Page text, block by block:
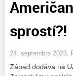
sprostí?!
24. septembra 2023,
Západ dodáva na